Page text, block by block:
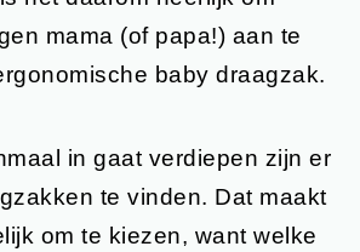
mama (of papa!) aan te
baby draagzak.
in gaat verdiepen zijn er
te vinden. Dat maakt
om te kiezen, want welke